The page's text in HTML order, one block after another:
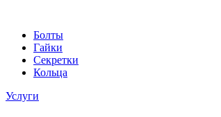
Болты
Гайки
Секретки
Кольца
Услуги